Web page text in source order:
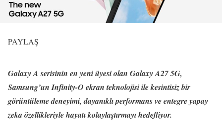
PAYLAŞ
Galaxy A serisinin en yeni üyesi olan Galaxy A27 5G,
Samsung’un Infinity-O ekran teknolojisi ile kesintisiz bir
görüntüleme deneyimi, dayanıklı performans ve entegre yapay
zeka özellikleriyle hayatı kolaylaştırmayı hedefliyor.